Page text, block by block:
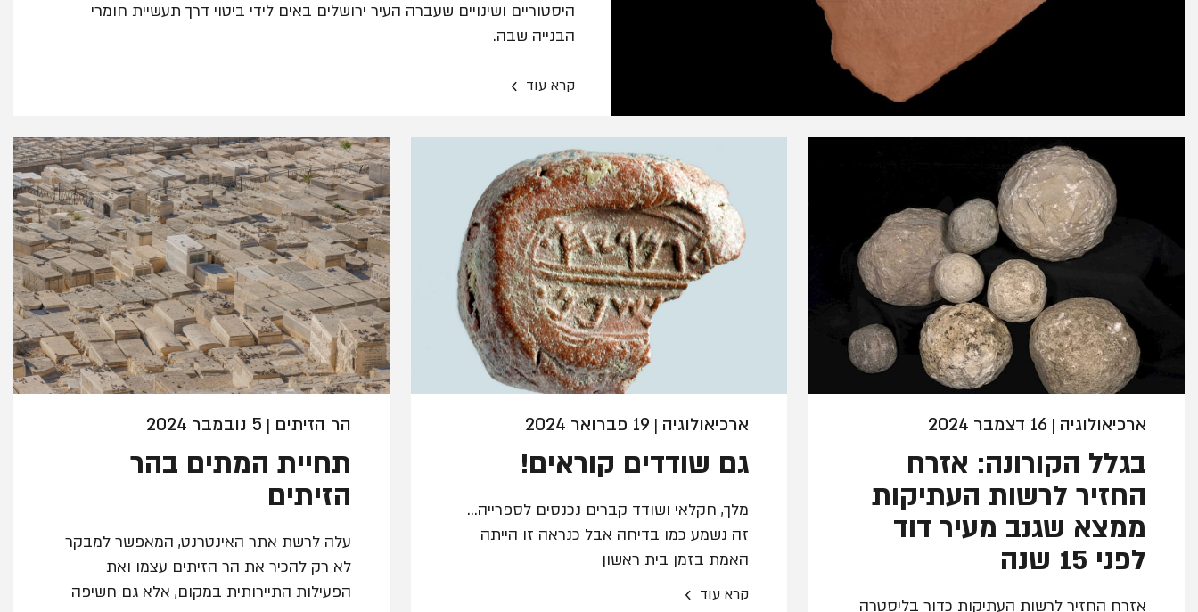
היסטוריים ושינויים שעברה העיר ירושלים באים לידי ביטוי דרך תעשיית חומרי
הבנייה שבה.
קרא עוד ›
ארכיאולוגיה | 16 דצמבר 2024
בגלל הקורונה: אזרח
החזיר לרשות העתיקות
ממצא שגנב מעיר דוד
לפני 15 שנה
אזרח החזיר לרשות העתיקות כדור בליסטרה
ארכיאולוגיה | 19 פברואר 2024
גם שודדים קוראים!
מלך, חקלאי ושודד קברים נכנסים לספרייה...
זה נשמע כמו בדיחה אבל כנראה זו הייתה
האמת בזמן בית ראשון
קרא עוד ›
הר הזיתים | 5 נובמבר 2024
תחיית המתים בהר
הזיתים
עלה לרשת אתר האינטרנט, המאפשר למבקר
לא רק להכיר את הר הזיתים עצמו ואת
הפעילות התיירותית במקום, אלא גם חשיפה